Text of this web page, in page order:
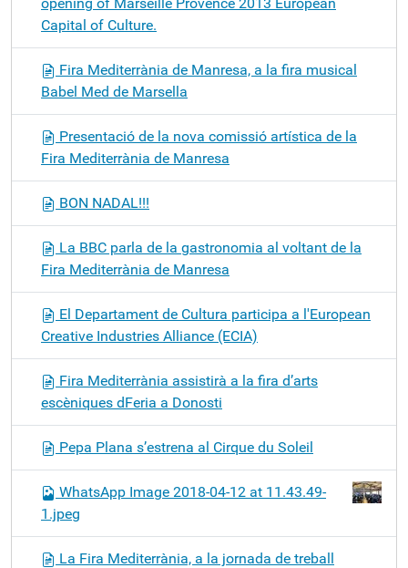
Capital of Culture.
Fira Mediterrània de Manresa, a la fira musical
Babel Med de Marsella
Presentació de la nova comissió artística de la
Fira Mediterrània de Manresa
BON NADAL!!!
La BBC parla de la gastronomia al voltant de la
Fira Mediterrània de Manresa
El Departament de Cultura participa a l'European
Creative Industries Alliance (ECIA)
Fira Mediterrània assistirà a la fira d’arts
escèniques dFeria a Donosti
Pepa Plana s’estrena al Cirque du Soleil
WhatsApp Image 2018-04-12 at 11.43.49-
1.jpeg
La Fira Mediterrània, a la jornada de treball